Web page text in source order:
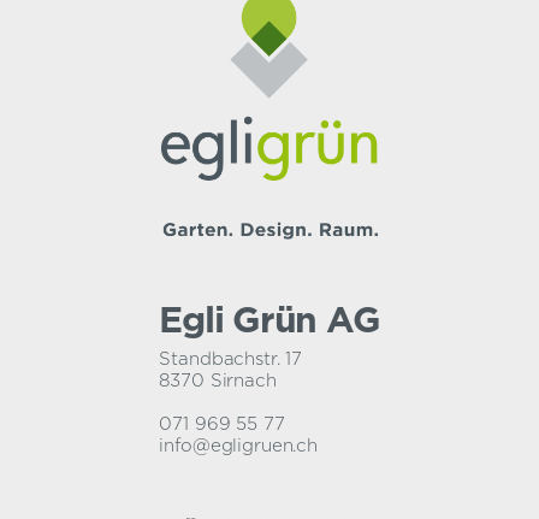
Egli Grün AG
Standbachstr. 17
8370 Sirnach
071 969 55 77
info@egligruen.ch